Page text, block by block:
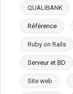
QUALIBANK
Référence
Ruby on Rails
Serveur et BD
Site web